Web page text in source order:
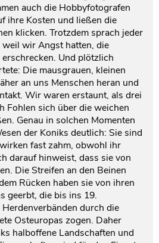
auch die Hobbyfotografen
ihre Kosten und ließen die
klicken. Trotzdem sprach jeder
wir Angst hatten, die
Und plötzlich
Die mausgrauen, kleinen
an uns Menschen heran und
Wir waren erstaunt, als drei
Fohlen sich über die weichen
Genau in solchen Momenten
der Koniks deutlich: Sie sind
fast zahm, obwohl ihr
darauf hinweist, dass sie von
Die Streifen an den Beinen
Rücken haben sie von ihren
geerbt, die bis ins 19.
durch die
Osteuropas zogen. Daher
halboffene Landschaften und